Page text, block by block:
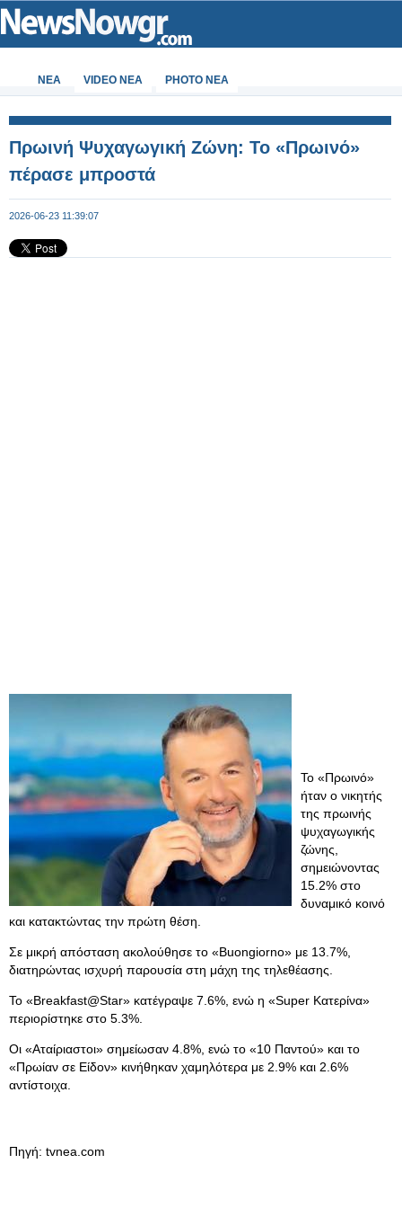
ΝΕΑ VIDEO NEA PHOTO NEA
Πρωινή Ψυχαγωγική Ζώνη: Το «Πρωινό»
πέρασε μπροστά
2026-06-23 11:39:07
Το «Πρωινό»
ήταν ο νικητής
της πρωινής
ψυχαγωγικής
ζώνης,
σημειώνοντας
15.2% στο
δυναμικό κοινό
και κατακτώντας την πρώτη θέση.
Σε μικρή απόσταση ακολούθησε το «Buongiorno» με 13.7%,
διατηρώντας ισχυρή παρουσία στη μάχη της τηλεθέασης.
Το «Breakfast@Star» κατέγραψε 7.6%, ενώ η «Super Κατερίνα»
περιορίστηκε στο 5.3%.
Οι «Αταίριαστοι» σημείωσαν 4.8%, ενώ το «10 Παντού» και το
«Πρωίαν σε Είδον» κινήθηκαν χαμηλότερα με 2.9% και 2.6%
αντίστοιχα.
Πηγή: tvnea.com